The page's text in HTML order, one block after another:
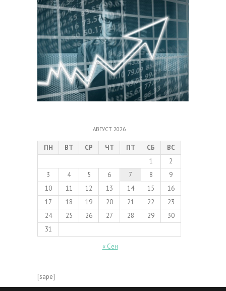
АВГУСТ 2026
ПН ВТ СР ЧТ ПТ СБ
ВС
1
2
3
4 5 6 7 8
9
10
11 12 13 14 15
16
17
18 19 20 21 22
23
24
25 26 27 28 29
30
31
« Сен
[sape]